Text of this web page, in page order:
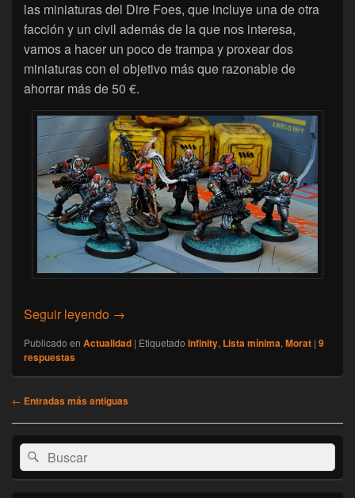
las miniaturas del Dire Foes, que incluye una de otra
facción y un civil además de la que nos interesa,
vamos a hacer un poco de trampa y proxear dos
miniaturas con el objetivo más que razonable de
ahorrar más de 50 €.
Seguir leyendo [Infinity] Lista mínima: Fuerza de Agresión
→
Publicado en Actualidad | Etiquetado Infinity, Lista mínima, Morat | 9
respuestas
Navegación
← Entradas más antiguas
área
de
widget
Buscar
por:
Buscar